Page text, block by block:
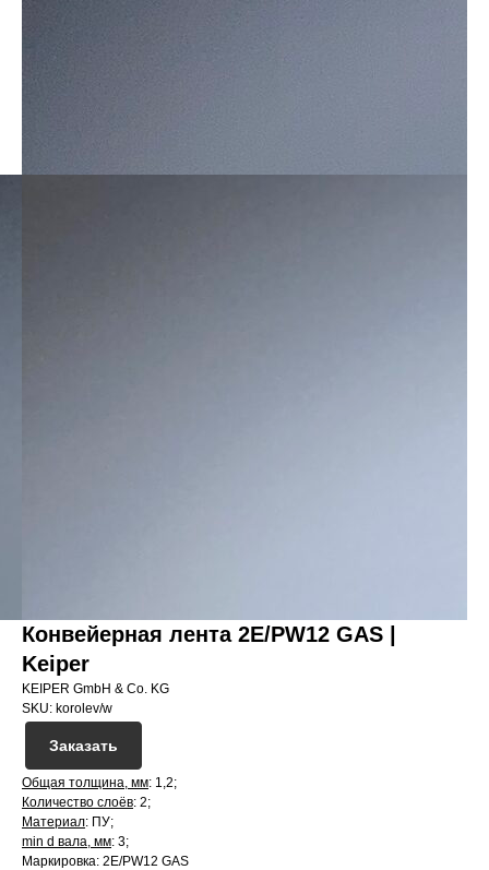
Конвейерная лента 2E/PW12 GAS |
Keiper
KEIPER GmbH & Co. KG
SKU: korolev/w
Заказать
Общая толщина, мм: 1,2;
Количество слоёв: 2;
Материал: ПУ;
min d вала, мм: 3;
Маркировка: 2E/PW12 GAS